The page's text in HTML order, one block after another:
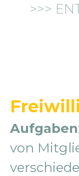
>>>
Aufgaben
von